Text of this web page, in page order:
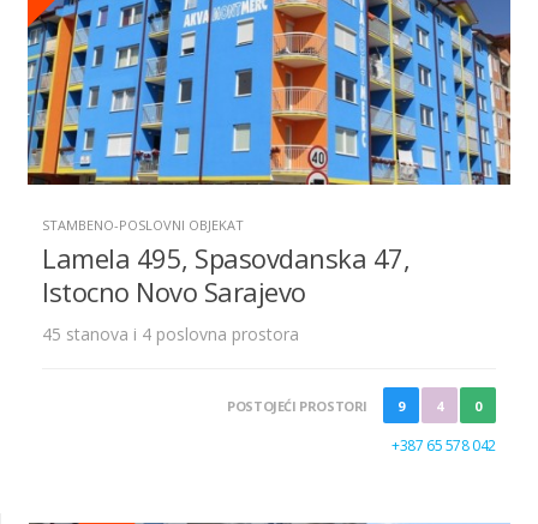
STAMBENO-POSLOVNI OBJEKAT
Lamela 495, Spasovdanska 47,
Istocno Novo Sarajevo
45 stanova i 4 poslovna prostora
POSTOJEĆI PROSTORI 9 4 0
+387 65 578 042